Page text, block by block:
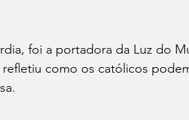
foi a portadora da Luz do
como os católicos